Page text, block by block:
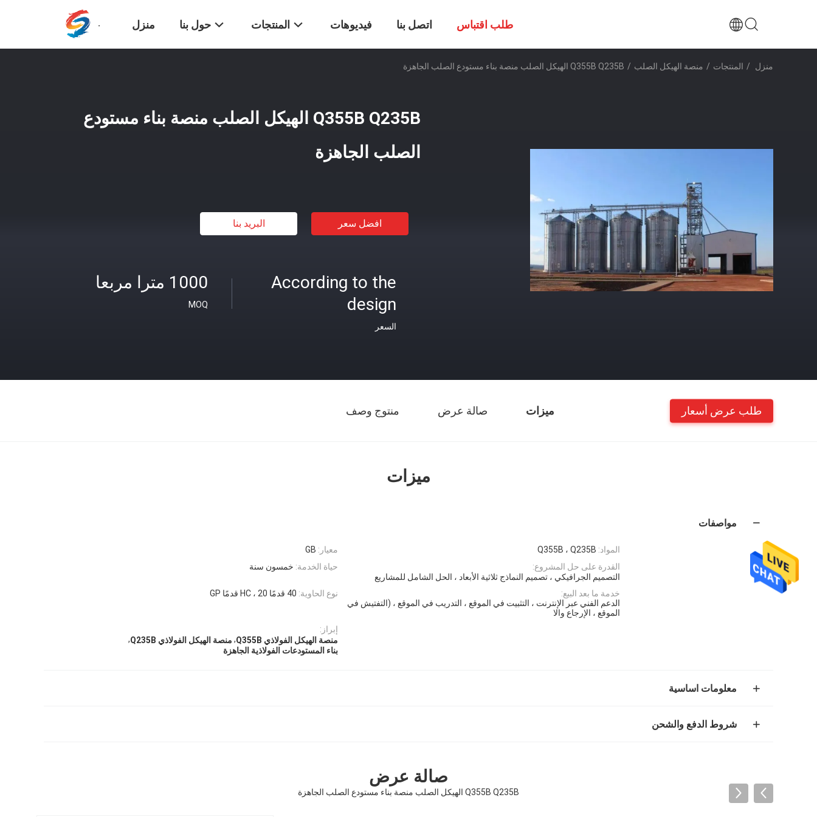
منزل حول بنا المنتجات فيديوهات اتصل بنا طلب اقتباس
منزل / المنتجات / منصة الهيكل الصلب / Q355B Q235B الهيكل الصلب منصة بناء مستودع الصلب الجاهزة
Q355B Q235B الهيكل الصلب منصة بناء مستودع
الصلب الجاهزة
افضل سعر البريد بنا
1000 مترا مربعا
MOQ
According to the
design
السعر
ميزات صالة عرض منتوج وصف طلب عرض أسعار
ميزات
مواصفات
معيار: GB المواد: Q355B ، Q235B
حياة الخدمة: خمسون سنة
القدرة على حل المشروع:
التصميم الجرافيكي ، تصميم النماذج ثلاثية الأبعاد ، الحل الشامل للمشاريع
نوع الحاوية: 40 قدمًا HC ، 20 قدمًا GP
خدمة ما بعد البيع:
الدعم الفني عبر الإنترنت ، التثبيت في الموقع ، التدريب في الموقع ، (التفتيش في
الموقع ، الإرجاع والا
إبراز:
منصة الهيكل الفولاذي Q355B
, منصة الهيكل الفولاذي Q235B
,
بناء المستودعات الفولاذية الجاهزة
معلومات اساسية
شروط الدفع والشحن
صالة عرض
Q355B Q235B الهيكل الصلب منصة بناء مستودع الصلب الجاهزة